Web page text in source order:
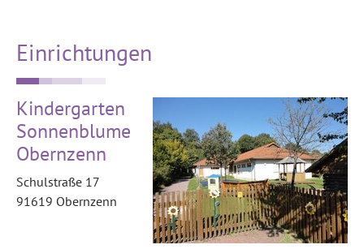
Einrichtungen
Kindergarten
Sonnenblume
Obernzenn
Schulstraße 17
91619 Obernzenn